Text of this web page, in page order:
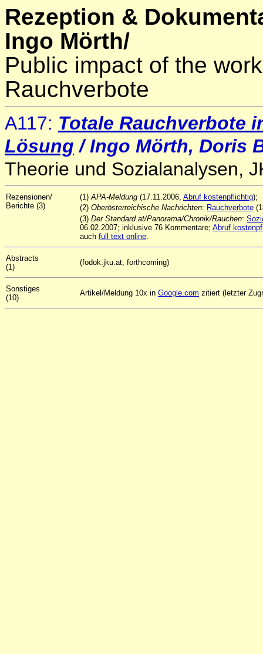
Rezeption &
Ingo Mörth/
Public impact of the
Rauchverbote
A117: Totale Rauchverbote
Lösung / Ingo Mörth, Doris
Theorie und Sozialanalysen,
Rezensionen/
Berichte (3)
(1)APA-Meldung (17.11.2006, Abruf kostenpflichtig);
(2) Oberösterreichische Nachrichten: Rauchverbote
(3) Der Standard.at/Panorama/Chronik/Rauchen:
06.02.2007; inklusive 76 Kommentare; Abruf
auch full text online.
Abstracts
(1)
(fodok.jku.at; forthcoming)
Sonstiges
(10)
Artikel/Meldung 10x in Google.com zitiert (letzter